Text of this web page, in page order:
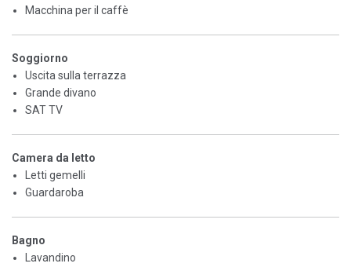
Macchina per il caffè
Soggiorno
Uscita sulla terrazza
Grande divano
SAT TV
Camera da letto
Letti gemelli
Guardaroba
Bagno
Lavandino